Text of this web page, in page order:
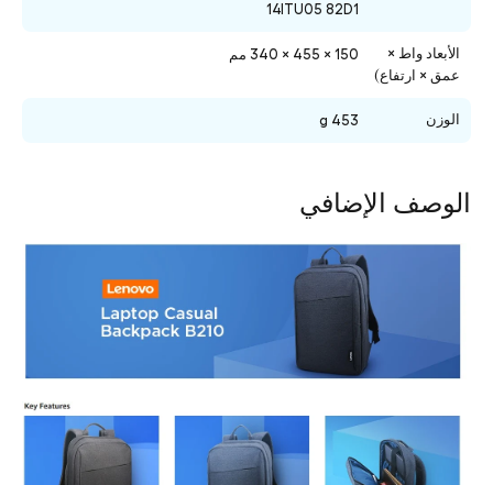
14ITU05 82D1
الأبعاد واط ×
عمق × ارتفاع)
150 × 455 × 340 مم
الوزن 453 g
الوصف الإضافي